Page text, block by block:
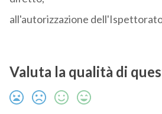
all'autorizzazione
Valuta la qualità di